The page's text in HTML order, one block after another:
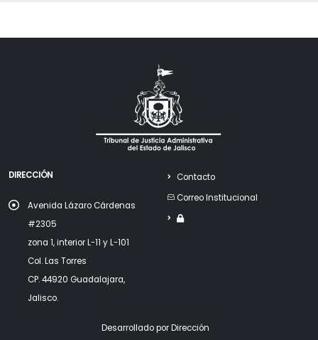
DIRECCIÓN
Avenida Lázaro Cárdenas
#2305
zona 1, interior L-11 y L-101
Col. Las Torres
CP. 44920 Guadalajara,
Jalisco.
Contacto
Correo Institucional
Desarrollado por Dirección